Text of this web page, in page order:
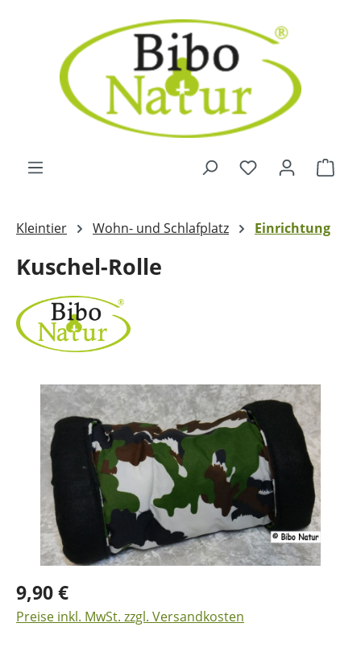
Zum Hauptinhalt springen
Kleintier Wohn- und Schlafplatz Einrichtung
Kuschel-Rolle
Bildergalerie überspringen
9,90 €
Preise inkl. MwSt. zzgl. Versandkosten